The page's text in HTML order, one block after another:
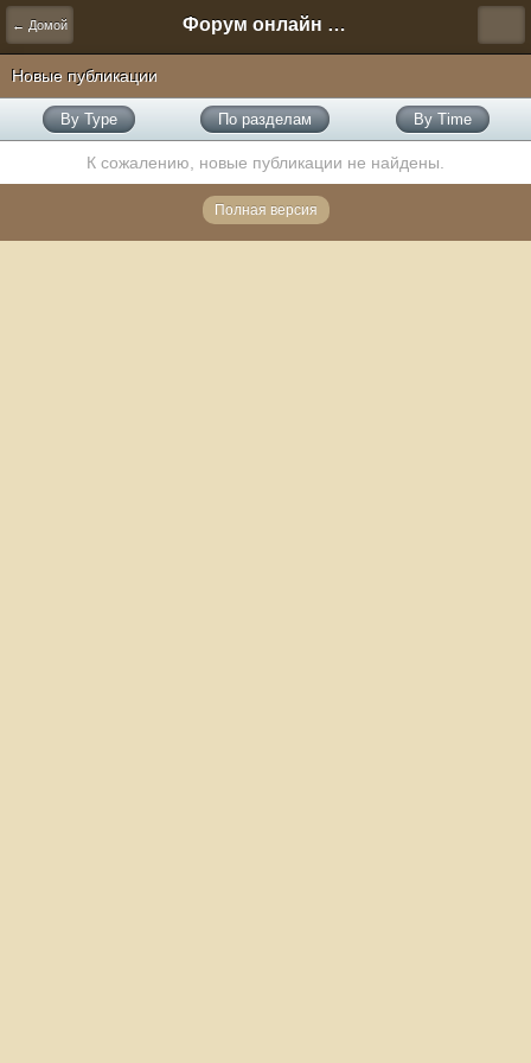
← Домой Форум онлайн игры "Новая Эра" (Нюра Биз)
Новые публикации
By Type По разделам By Time
К сожалению, новые публикации не найдены.
Полная версия